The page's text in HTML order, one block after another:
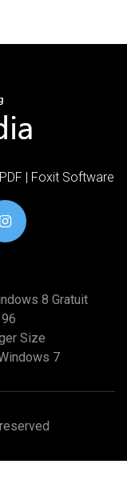
| Foxit Software
8 Gratuit
Size
7